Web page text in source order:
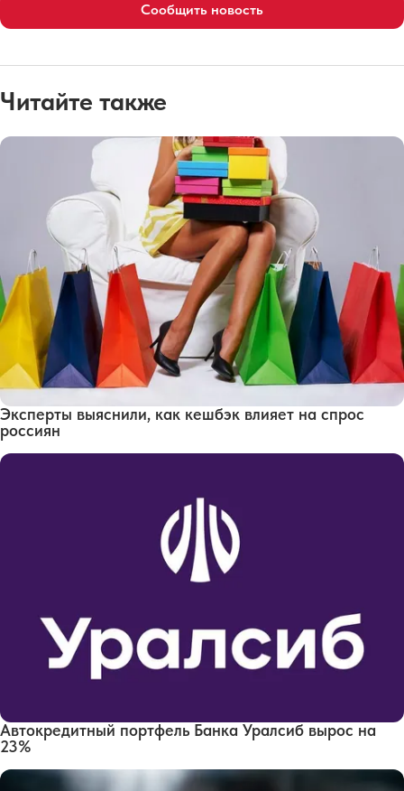
Сообщить новость
Читайте также
Эксперты выяснили, как кешбэк влияет на спрос
россиян
Автокредитный портфель Банка Уралсиб вырос на
23%